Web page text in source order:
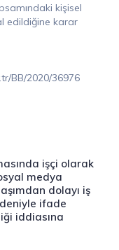
kişisel
edildiğine karar
BB/2020/36976
işçi olarak
medya
dolayı iş
ifade
iddiasına